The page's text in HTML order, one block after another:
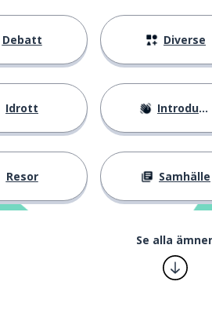
Debatt Diverse
Idrott Introduktion
Resor Samhälle
Se alla